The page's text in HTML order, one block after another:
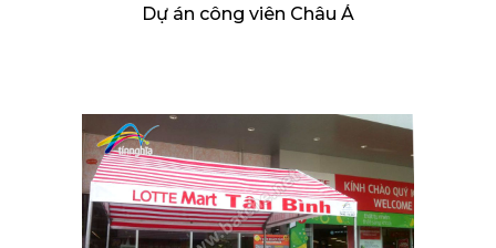
Dự án công viên Châu Á